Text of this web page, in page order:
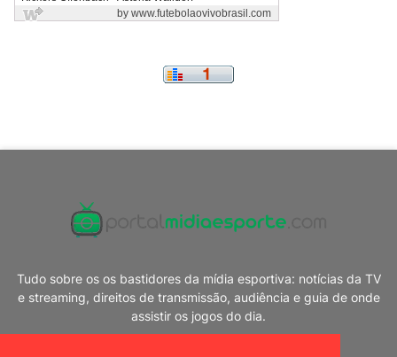
Tudo sobre os os bastidores da mídia esportiva: notícias da TV
e streaming, direitos de transmissão, audiência e guia de onde
assistir os jogos do dia.